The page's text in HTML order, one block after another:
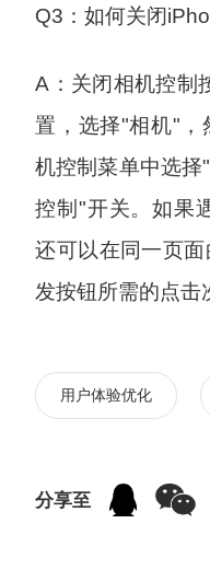
Q3：如何关闭
A：关闭相机控制
置，选择"相机"，
机控制菜单中选
控制"开关。如果
还可以在同一页
发按钮所需的点击
用户体验优化
分享至